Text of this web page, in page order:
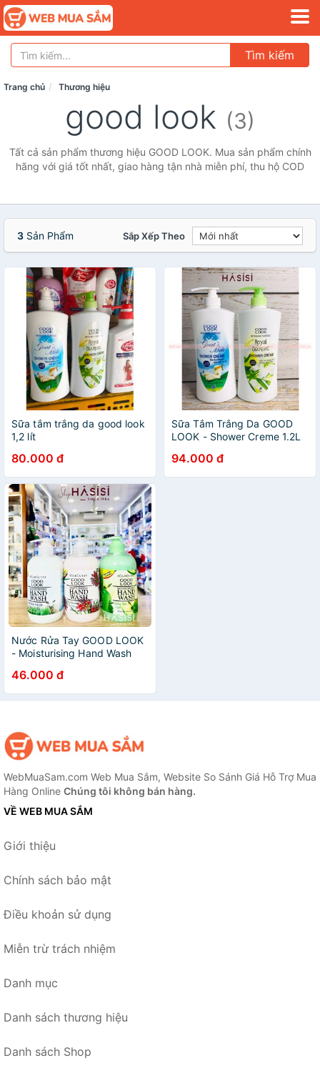
Tìm kiếm
Trang chủ Thương hiệu
good look (3)
Tất cả sản phẩm thương hiệu GOOD LOOK. Mua sản phẩm chính
hãng với giá tốt nhất, giao hàng tận nhà miễn phí, thu hộ COD
3 Sản Phẩm Sắp Xếp Theo
Sữa tắm trắng da good look
1,2 lít
80.000 đ
Sữa Tắm Trắng Da GOOD
LOOK - Shower Creme 1.2L
94.000 đ
Nước Rửa Tay GOOD LOOK
- Moisturising Hand Wash
46.000 đ
WebMuaSam.com Web Mua Sắm, Website So Sánh Giá Hỗ Trợ Mua
Hàng Online Chúng tôi không bán hàng.
VỀ WEB MUA SẮM
Giới thiệu
Chính sách bảo mật
Điều khoản sử dụng
Miễn trừ trách nhiệm
Danh mục
Danh sách thương hiệu
Danh sách Shop